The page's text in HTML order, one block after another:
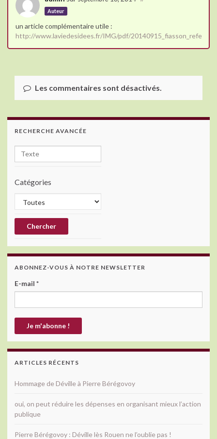
Auteur
un article complémentaire utile :
http://www.laviedesidees.fr/IMG/pdf/
Les commentaires sont désactivés.
RECHERCHE AVANCÉE
Catégories
ABONNEZ-VOUS À NOTRE NEWSLETTER
E-mail *
ARTICLES RÉCENTS
Hommage de Déville à Pierre Bérégovoy
oui, on peut réduire les dépenses en organisant mieux l’action
publique
Pierre Bérégovoy : Déville lès Rouen ne l’oublie pas !